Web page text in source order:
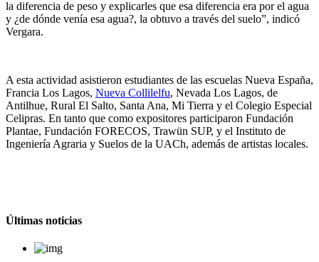
la diferencia de peso y explicarles que esa diferencia era por el agua
y ¿de dónde venía esa agua?, la obtuvo a través del suelo”, indicó
Vergara.
A esta actividad asistieron estudiantes de las escuelas Nueva España,
Francia Los Lagos, Nueva Collilelfu, Nevada Los Lagos, de
Antilhue, Rural El Salto, Santa Ana, Mi Tierra y el Colegio Especial
Celipras. En tanto que como expositores participaron Fundación
Plantae, Fundación FORECOS, Trawün SUP, y el Instituto de
Ingeniería Agraria y Suelos de la UACh, además de artistas locales.
Últimas noticias